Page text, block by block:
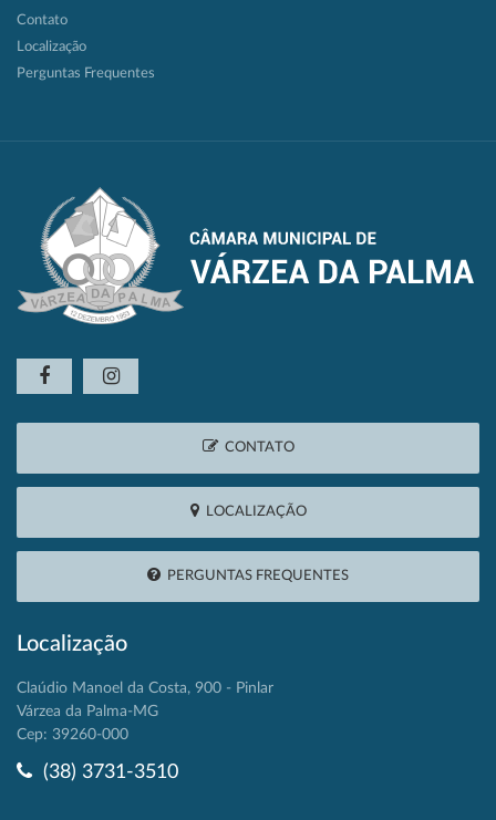
Contato
Localização
Perguntas Frequentes
CONTATO
LOCALIZAÇÃO
PERGUNTAS FREQUENTES
Localização
Claúdio Manoel da Costa, 900 - Pinlar
Várzea da Palma-MG
Cep: 39260-000
(38) 3731-3510